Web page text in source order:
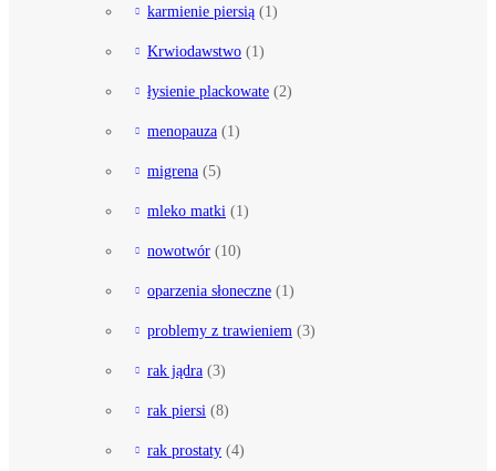
karmienie piersią (1)
Krwiodawstwo (1)
łysienie plackowate (2)
menopauza (1)
migrena (5)
mleko matki (1)
nowotwór (10)
oparzenia słoneczne (1)
problemy z trawieniem (3)
rak jądra (3)
rak piersi (8)
rak prostaty (4)